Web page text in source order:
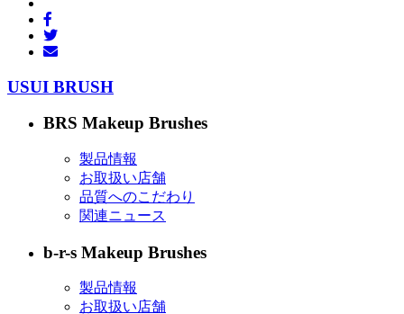
USUI BRUSH
BRS Makeup Brushes
製品情報
お取扱い店舗
品質へのこだわり
関連ニュース
b-r-s Makeup Brushes
製品情報
お取扱い店舗